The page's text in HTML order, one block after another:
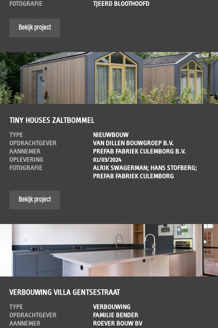
FOTOGRAFIE
TJEERD BLOOTHOOFD
Bekijk project
TINY HOUSES ZALTBOMMEL
TYPE
NIEUWBOUW
OPDRACHTGEVER
VAN DILLEN BOUWGROEP B.V.
AANNEMER
PREFAB FABRIEK CULEMBORG B.V.
OPLEVERING
01/03/2024
FOTOGRAFIE
ALRIK SWAGERMAN; HANS STOFBERG;
PREFAB FABRIEK CULEMBORG
Bekijk project
VERBOUWING VILLA GENTSESTRAAT
TYPE
VERBOUWING
OPDRACHTGEVER
FAMILIE BENDER
AANNEMER
ROEVER BOUW BV